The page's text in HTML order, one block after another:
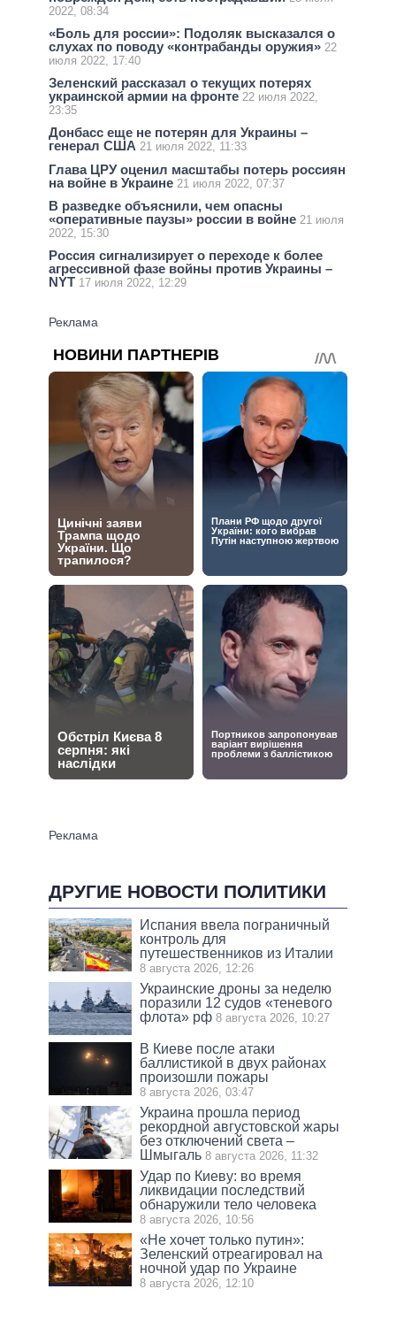
2022, 08:34
«Боль для россии»: Подоляк высказался о
слухах по поводу «контрабанды оружия» 22
июля 2022, 17:40
Зеленский рассказал о текущих потерях
украинской армии на фронте 22 июля 2022,
23:35
Донбасс еще не потерян для Украины –
генерал США 21 июля 2022, 11:33
Глава ЦРУ оценил масштабы потерь россиян
на войне в Украине 21 июля 2022, 07:37
В разведке объяснили, чем опасны
«оперативные паузы» россии в войне 21 июля
2022, 15:30
Россия сигнализирует о переходе к более
агрессивной фазе войны против Украины –
NYT 17 июля 2022, 12:29
ДРУГИЕ НОВОСТИ ПОЛИТИКИ
Испания ввела пограничный
контроль для
путешественников из Италии
8 августа 2026, 12:26
Украинские дроны за неделю
поразили 12 судов «теневого
флота» рф 8 августа 2026, 10:27
В Киеве после атаки
баллистикой в двух районах
произошли пожары
8 августа 2026, 03:47
Украина прошла период
рекордной августовской жары
без отключений света –
Шмыгаль 8 августа 2026, 11:32
Удар по Киеву: во время
ликвидации последствий
обнаружили тело человека
8 августа 2026, 10:56
«Не хочет только путин»:
Зеленский отреагировал на
ночной удар по Украине
8 августа 2026, 12:10